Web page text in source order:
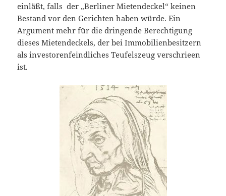
einläßt, falls der „Berliner Mietendeckel“ keinen
Bestand vor den Gerichten haben würde. Ein
Argument mehr für die dringende Berechtigung
dieses Mietendeckels, der bei Immobilienbesitzern
als investorenfeindliches Teufelszeug verschrieen
ist.